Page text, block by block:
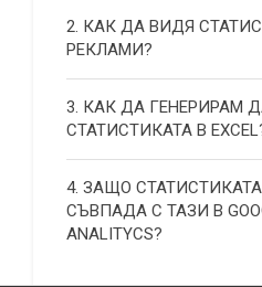
2. КАК ДА ВИДЯ
РЕКЛАМИ?
3. КАК ДА ГЕНЕРИРАМ
СТАТИСТИКАТА В
4. ЗАЩО СТАТИСТИКАТА
СЪВПАДА С ТАЗИ В
ANALITYCS?